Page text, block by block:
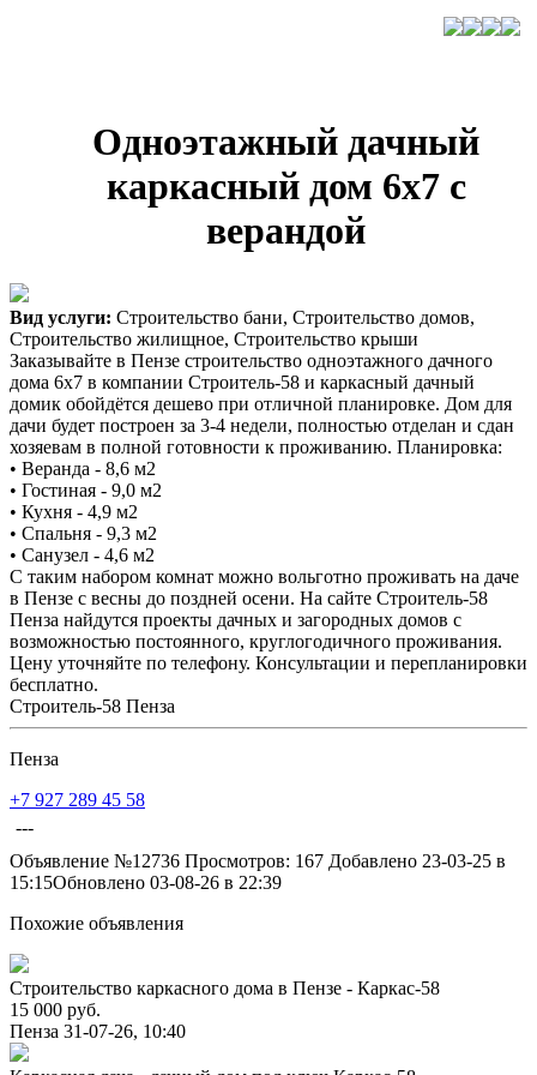
Одноэтажный дачный
каркасный дом 6х7 с
верандой
Вид услуги: Строительство бани, Строительство домов,
Строительство жилищное, Строительство крыши
Заказывайте в Пензе строительство одноэтажного дачного
дома 6х7 в компании Строитель-58 и каркасный дачный
домик обойдётся дешево при отличной планировке. Дом для
дачи будет построен за 3-4 недели, полностью отделан и сдан
хозяевам в полной готовности к проживанию. Планировка:
• Веранда - 8,6 м2
• Гостиная - 9,0 м2
• Кухня - 4,9 м2
• Спальня - 9,3 м2
• Санузел - 4,6 м2
С таким набором комнат можно вольготно проживать на даче
в Пензе с весны до поздней осени. На сайте Строитель-58
Пенза найдутся проекты дачных и загородных домов с
возможностью постоянного, круглогодичного проживания.
Цену уточняйте по телефону. Консультации и перепланировки
бесплатно.
Строитель-58 Пенза
Пенза
+7 927 289 45 58
---
Объявление №12736 Просмотров: 167 Добавлено 23-03-25 в
15:15Обновлено 03-08-26 в 22:39
Похожие объявления
Строительство каркасного дома в Пензе - Каркас-58
15 000 руб.
Пенза 31-07-26, 10:40